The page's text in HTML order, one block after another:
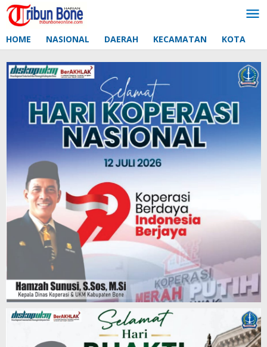
Lewati
ke
HOME NASIONAL DAERAH KECAMATAN KOTA